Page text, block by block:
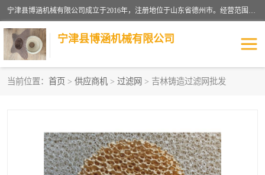
宁津县博涵机械有限公司成立于2016年，注册地位于山东省德州市。经营范围包括：机械设备研发、生产及销售，铸造用造型材料生产、销售，玻璃纤维及制品制造、销售，汽车零配件零售，机械零件、零部件加工，机械零件、零部件销售等；主要产品有：纤维过滤网,陶瓷过滤器,泡沫陶瓷过滤器,耐高温纤维过滤器,铸铁过滤器,铸铜过滤网,铸铝过滤网,铝轮毂过滤网,高效过滤网,高效陶瓷过滤网,高效纤维过滤网。
宁津县博涵机械有限公司
当前位置： 首页 > 供应商机 > 过滤网 > 吉林铸造过滤网批发
纤维网 挡渣棉
挡渣网 避脏网